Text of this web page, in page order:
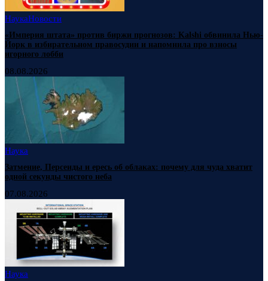
НаукаНовости
«Империя штата» против биржи прогнозов: Kalshi обвинила Нью-
Йорк в избирательном правосудии и напомнила про взносы
игорного лобби
08.08.2026
Наука
Затмение, Персеиды и ересь об облаках: почему для чуда хватит
одной секунды чистого неба
07.08.2026
Наука